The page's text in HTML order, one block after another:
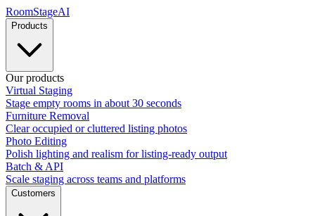
RoomStageAI
Products
Our products
Virtual Staging
Stage empty rooms in about 30 seconds
Furniture Removal
Clear occupied or cluttered listing photos
Photo Editing
Polish lighting and realism for listing-ready output
Batch & API
Scale staging across teams and platforms
Customers